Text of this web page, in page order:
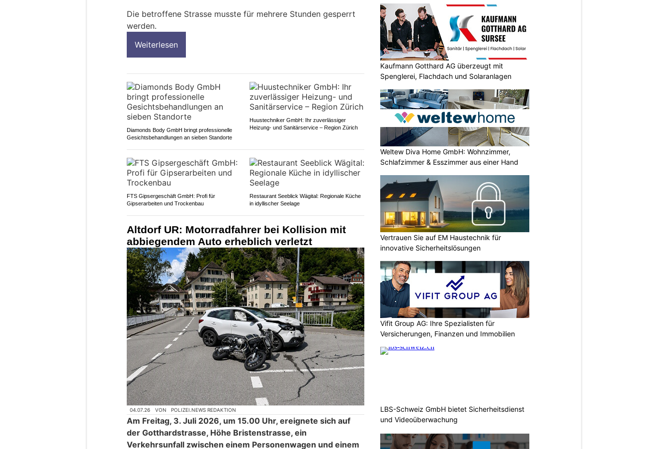
Die betroffene Strasse musste für mehrere Stunden gesperrt
werden.
Weiterlesen
Diamonds Body GmbH bringt professionelle
Gesichtsbehandlungen an sieben Standorte
Huustechniker GmbH: Ihr zuverlässiger
Heizung- und Sanitärservice – Region Zürich
FTS Gipsergeschäft GmbH: Profi für
Gipserarbeiten und Trockenbau
Restaurant Seeblick Wägital: Regionale Küche
in idyllischer Seelage
Altdorf UR: Motorradfahrer bei Kollision mit
abbiegendem Auto erheblich verletzt
04.07.26 VON POLIZEI.NEWS REDAKTION
Am Freitag, 3. Juli 2026, um 15.00 Uhr, ereignete sich auf
der Gotthardstrasse, Höhe Bristenstrasse, ein
Verkehrsunfall zwischen einem Personenwagen und einem
Kaufmann Gotthard AG überzeugt mit
Spenglerei, Flachdach und Solaranlagen
Weltew Diva Home GmbH: Wohnzimmer,
Schlafzimmer & Esszimmer aus einer Hand
Vertrauen Sie auf EM Haustechnik für
innovative Sicherheitslösungen
Vifit Group AG: Ihre Spezialisten für
Versicherungen, Finanzen und Immobilien
LBS-Schweiz GmbH bietet Sicherheitsdienst
und Videoüberwachung